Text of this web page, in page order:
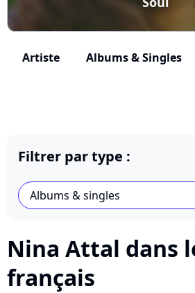
Artiste Albums & Singles
Filtrer par type :
Albums & singles
Nina Attal dans
français